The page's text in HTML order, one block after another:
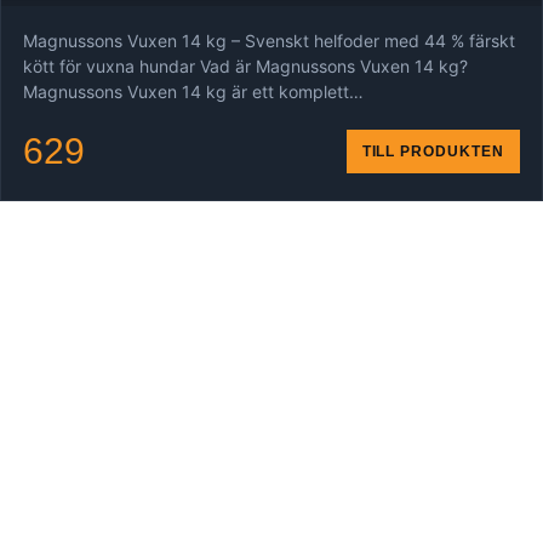
Magnussons Vuxen 14 kg – Svenskt helfoder med 44 % färskt
kött för vuxna hundar Vad är Magnussons Vuxen 14 kg?
Magnussons Vuxen 14 kg är ett komplett…
629 TILL PRODUKTEN